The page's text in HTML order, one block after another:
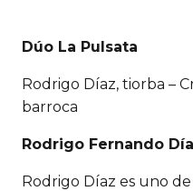
Dúo La Pulsata
Rodrigo Díaz, tiorba –
barroca
Rodrigo Fernando
Rodrigo Díaz es uno